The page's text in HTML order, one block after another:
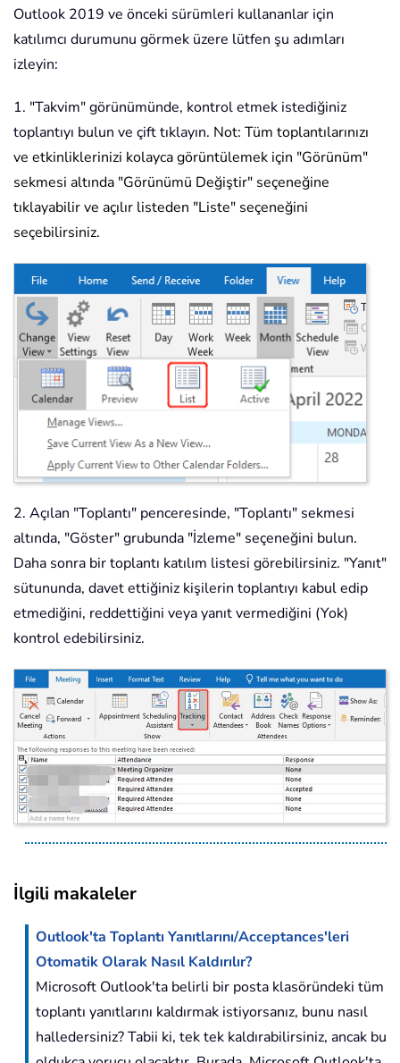
Outlook 2019 ve önceki sürümleri kullananlar için
katılımcı durumunu görmek üzere lütfen şu adımları
izleyin:
1. "Takvim" görünümünde, kontrol etmek istediğiniz
toplantıyı bulun ve çift tıklayın. Not: Tüm toplantılarınızı
ve etkinliklerinizi kolayca görüntülemek için "Görünüm"
sekmesi altında "Görünümü Değiştir" seçeneğine
tıklayabilir ve açılır listeden "Liste" seçeneğini
seçebilirsiniz.
2. Açılan "Toplantı" penceresinde, "Toplantı" sekmesi
altında, "Göster" grubunda "İzleme" seçeneğini bulun.
Daha sonra bir toplantı katılım listesi görebilirsiniz. "Yanıt"
sütununda, davet ettiğiniz kişilerin toplantıyı kabul edip
etmediğini, reddettiğini veya yanıt vermediğini (Yok)
kontrol edebilirsiniz.
İlgili makaleler
Outlook'ta Toplantı Yanıtlarını/Acceptances'leri
Otomatik Olarak Nasıl Kaldırılır?
Microsoft Outlook'ta belirli bir posta klasöründeki tüm
toplantı yanıtlarını kaldırmak istiyorsanız, bunu nasıl
halledersiniz? Tabii ki, tek tek kaldırabilirsiniz, ancak bu